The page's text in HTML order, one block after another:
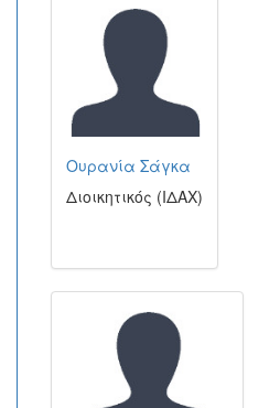
Ουρανία Σάγκα
Διοικητικός (ΙΔΑΧ)